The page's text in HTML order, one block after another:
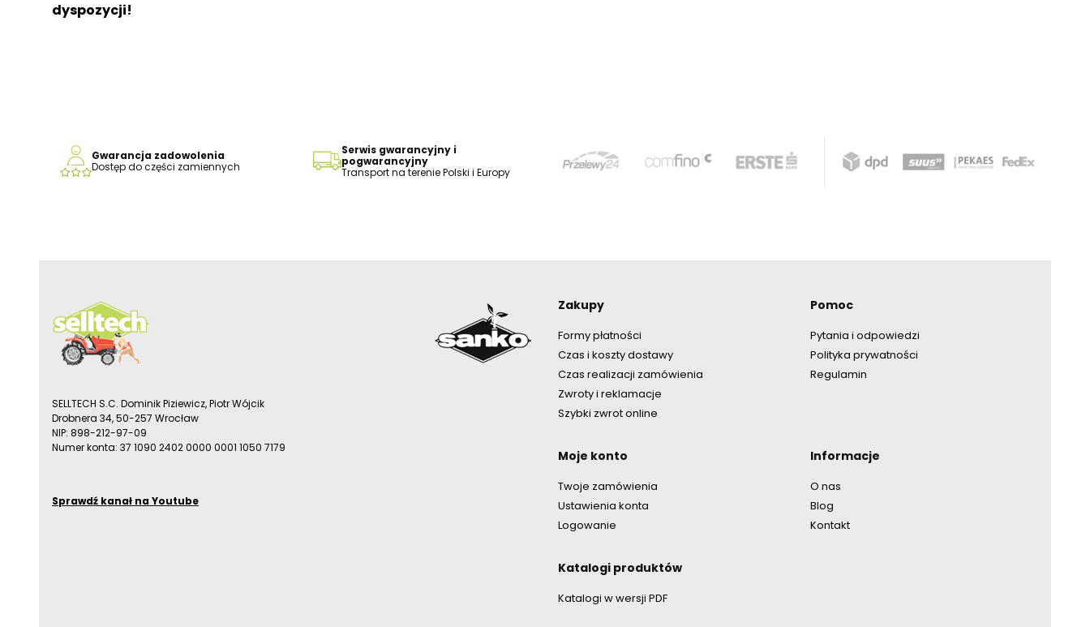
dyspozycji!
Gwarancja zadowolenia
Dostęp do części zamiennych
Serwis gwarancyjny i
pogwarancyjny
Transport na terenie Polski i Europy
SELLTECH S.C. Dominik Piziewicz, Piotr Wójcik
Drobnera 34, 50-257 Wrocław
NIP: 898-212-97-09
Numer konta: 37 1090 2402 0000 0001 1050 7179
Sprawdź kanał na Youtube
Linki w stopce
Zakupy
Formy płatności
Czas i koszty dostawy
Czas realizacji zamówienia
Zwroty i reklamacje
Szybki zwrot online
Pomoc
Pytania i odpowiedzi
Polityka prywatności
Regulamin
Moje konto
Twoje zamówienia
Ustawienia konta
Logowanie
Informacje
O nas
Blog
Kontakt
Katalogi produktów
Katalogi w wersji PDF